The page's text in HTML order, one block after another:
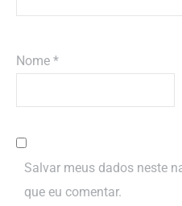
Nome *
Salvar meus dados neste
que eu comentar.